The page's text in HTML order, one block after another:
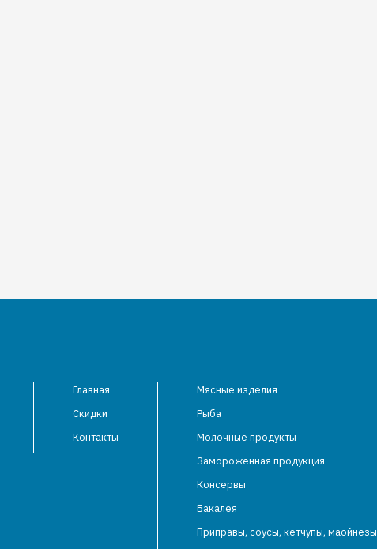
Главная
Скидки
Контакты
Мясные изделия
Рыба
Молочные продукты
Замороженная продукция
Консервы
Бакалея
Приправы, соусы, кетчупы, маойнезы